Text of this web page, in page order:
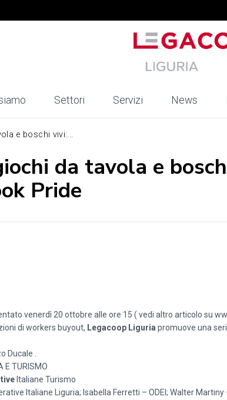
Settori Servizi News
e boschi vivi:...
da tavola e
Pride
venerdì 20 ottobre alle ore 15 ( vedi altro articolo su
di workers buyout, Legacoop Liguria promuove una
Ducale .
E TURISMO
Italiane Turismo
Italiane Liguria; Isabella Ferretti – ODEI; Walter